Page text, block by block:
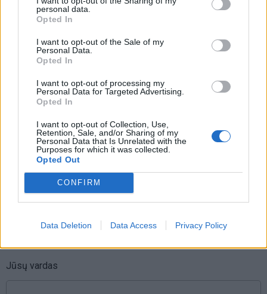
personal data.
Opted In
I want to opt-out of the Sale of my
Personal Data.
Opted In
I want to opt-out of processing my
Personal Data for Targeted Advertising.
Opted In
I want to opt-out of Collection, Use,
Retention, Sale, and/or Sharing of my
Personal Data that Is Unrelated with the
Purposes for which it was collected.
Opted Out
CONFIRM
Data Deletion Data Access Privacy Policy
vaidmenys išliks Lietuvos teatro
Raktažodžiai
kautra Kęstutis Mickevičius
andrius žukas
Alina Mikalauskė
Komentarai
Jūsų vardas